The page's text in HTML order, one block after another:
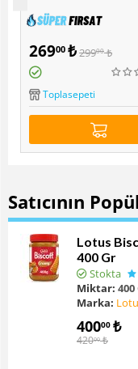
Popüler
Lutfiye Organik
Özü 300 Gr
26900 ₺29900 ₺
Toplasepeti
Satıcının
Lotus
400 Gr
Stokta
Miktar: 400
Marka:
40000 ₺
42000 ₺